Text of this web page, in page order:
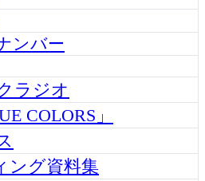
ンバー
ラジオ
COLORS」
ング資料集